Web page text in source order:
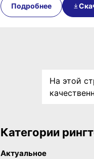
Подробнее
На этой
Категории
Актуальное